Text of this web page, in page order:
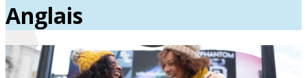
Anglais